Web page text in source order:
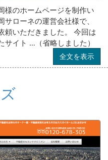
様のホームページを制作い
ローネの運営会社様で、
頼いただきました。 今回は
イト ...（省略しました）
全文を表示